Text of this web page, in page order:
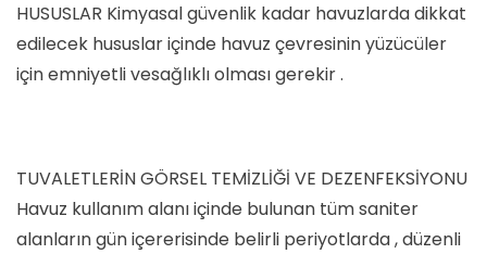
HUSUSLAR Kimyasal güvenlik kadar havuzlarda dikkat
edilecek hususlar içinde havuz çevresinin yüzücüler
için emniyetli vesağlıklı olması gerekir .
TUVALETLERİN GÖRSEL TEMİZLİĞİ VE DEZENFEKSİYONU
Havuz kullanım alanı içinde bulunan tüm saniter
alanların gün içererisinde belirli periyotlarda , düzenli